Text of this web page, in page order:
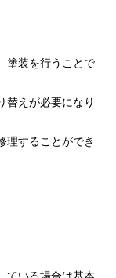
塗装を行うことで
替えが必要になり
理することができ
ている場合は基本